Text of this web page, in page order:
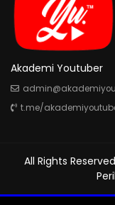
Akademi Youtuber
t.me/
All Rights